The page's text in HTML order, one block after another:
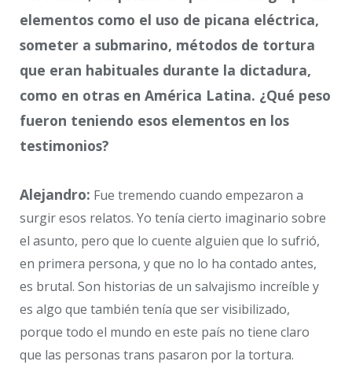
elementos como el uso de picana eléctrica,
someter a submarino, métodos de tortura
que eran habituales durante la dictadura,
como en otras en América Latina. ¿Qué peso
fueron teniendo esos elementos en los
testimonios?
Alejandro: Fue tremendo cuando empezaron a
surgir esos relatos. Yo tenía cierto imaginario sobre
el asunto, pero que lo cuente alguien que lo sufrió,
en primera persona, y que no lo ha contado antes,
es brutal. Son historias de un salvajismo increíble y
es algo que también tenía que ser visibilizado,
porque todo el mundo en este país no tiene claro
que las personas trans pasaron por la tortura.